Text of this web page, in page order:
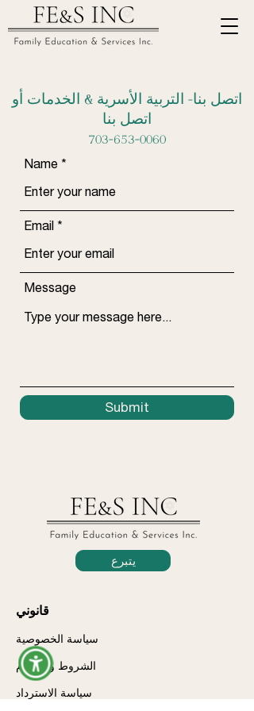
اتصل بنا- التربية الأسرية & الخدمات أو
اتصل بنا
703-653-0060
Name
Email
Message
Submit
يتبرع
قانوني
سياسة الخصوصية
الشروط والأحكام
سياسة الاسترداد